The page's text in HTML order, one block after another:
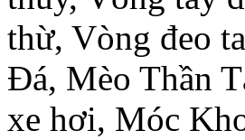
thừ, Vòng đeo
Đá, Mèo Thần
xe hơi, Móc